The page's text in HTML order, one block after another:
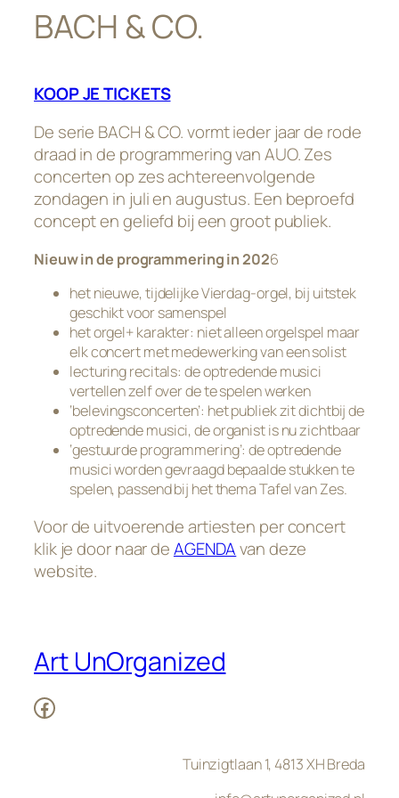
BACH & CO.
KOOP JE TICKETS
De serie BACH & CO. vormt ieder jaar de rode
draad in de programmering van AUO. Zes
concerten op zes achtereenvolgende
zondagen in juli en augustus. Een beproefd
concept en geliefd bij een groot publiek.
Nieuw in de programmering in 2026
het nieuwe, tijdelijke Vierdag-orgel, bij uitstek
geschikt voor samenspel
het orgel+ karakter: niet alleen orgelspel maar
elk concert met medewerking van een solist
lecturing recitals: de optredende musici
vertellen zelf over de te spelen werken
‘belevingsconcerten’: het publiek zit dichtbij de
optredende musici, de organist is nu zichtbaar
‘gestuurde programmering’: de optredende
musici worden gevraagd bepaalde stukken te
spelen, passend bij het thema Tafel van Zes.
Voor de uitvoerende artiesten per concert
klik je door naar deAGENDAvan deze
website.
Art UnOrganized
Facebook
Tuinzigtlaan 1, 4813 XH Breda